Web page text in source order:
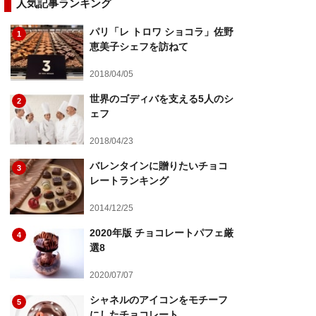
人気記事ランキング
1
パリ「レ トロワ ショコラ」佐野
恵美子シェフを訪ねて
2018/04/05
2
世界のゴディバを支える5人のシ
ェフ
2018/04/23
3
バレンタインに贈りたいチョコ
レートランキング
2014/12/25
4
2020年版 チョコレートパフェ厳
選8
2020/07/07
5
シャネルのアイコンをモチーフ